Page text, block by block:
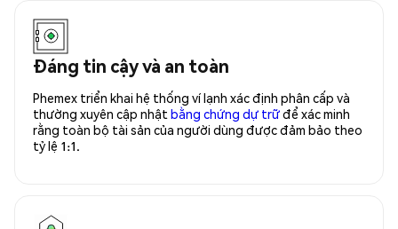
Đáng tin cậy và an toàn
Phemex triển khai hệ thống ví lạnh xác định phân cấp và
thường xuyên cập nhật bằng chứng dự trữđể xác minh
rằng toàn bộ tài sản của người dùng được đảm bảo theo
tỷ lệ 1:1.